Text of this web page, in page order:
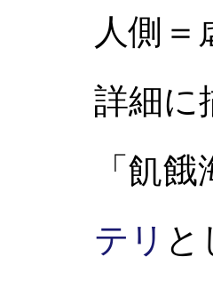
人側
詳細に
「飢
テリ と